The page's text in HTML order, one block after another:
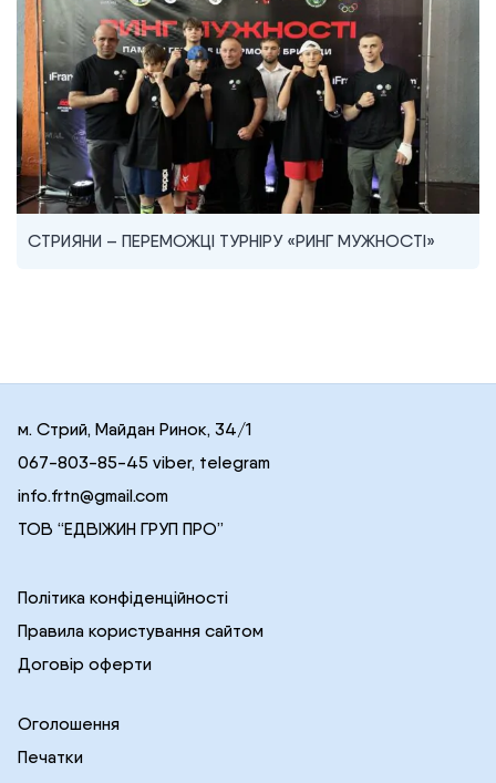
СТРИЯНИ – ПЕРЕМОЖЦІ ТУРНІРУ «РИНГ МУЖНОСТІ»
м. Стрий, Майдан Ринок, 34/1
067-803-85-45 viber, telegram
info.frtn@gmail.com
ТОВ “ЕДВІЖИН ГРУП ПРО”
Політика конфіденційності
Правила користування сайтом
Договір оферти
Оголошення
Печатки